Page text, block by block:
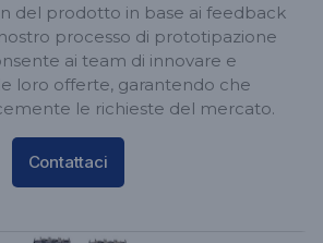
del prodotto in base ai feedback
processo di prototipazione
ai team di innovare e
loro offerte, garantendo che
le richieste del mercato.
Contattaci